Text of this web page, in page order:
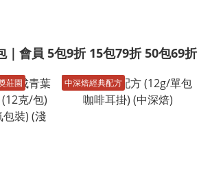
｜會員 5包9折 15包79折 50包69折
莊園 中深焙經典配方